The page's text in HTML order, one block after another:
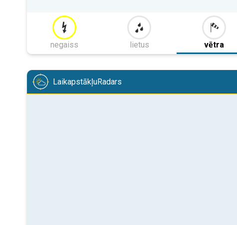
negaiss lietus vētra
LaikapstākļuRadars